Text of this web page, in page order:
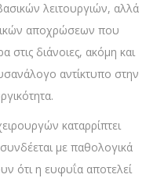
λειτουργιών, αλλά
αποχρώσεων που
στις διάνοιες, ακόμη και
αντίκτυπο στην
καταρρίπτει
με παθολογικά
ότι η ευφυΐα αποτελεί